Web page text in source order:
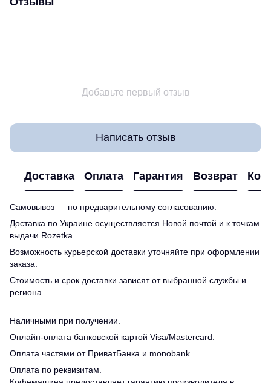
Добавьте первый отзыв
Написать отзыв
Доставка Оплата Гарантия Возврат
Самовывоз — по предварительному согласованию.
Доставка по Украине осуществляется Новой почтой и к точкам
выдачи Rozetka.
Возможность курьерской доставки уточняйте при оформлении
заказа.
Стоимость и срок доставки зависят от выбранной службы и
региона.
Наличными при получении.
Онлайн-оплата банковской картой Visa/Mastercard.
Оплата частями от ПриватБанка и monobank.
Оплата по реквизитам.